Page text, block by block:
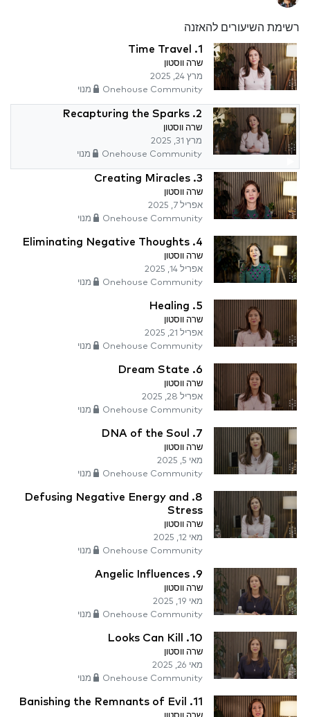
רשימת השיעורים להאזנה
1. Time Travel
שרה ווסטון
מרץ 24, 2025
Onehouse Community מנוי
2. Recapturing the Sparks
שרה ווסטון
מרץ 31, 2025
Onehouse Community מנוי
3. Creating Miracles
שרה ווסטון
אפריל 7, 2025
Onehouse Community מנוי
4. Eliminating Negative Thoughts
שרה ווסטון
אפריל 14, 2025
Onehouse Community מנוי
5. Healing
שרה ווסטון
אפריל 21, 2025
Onehouse Community מנוי
6. Dream State
שרה ווסטון
אפריל 28, 2025
Onehouse Community מנוי
7. DNA of the Soul
שרה ווסטון
מאי 5, 2025
Onehouse Community מנוי
8. Defusing Negative Energy and
Stress
שרה ווסטון
מאי 12, 2025
Onehouse Community מנוי
9. Angelic Influences
שרה ווסטון
מאי 19, 2025
Onehouse Community מנוי
10. Looks Can Kill
שרה ווסטון
מאי 26, 2025
Onehouse Community מנוי
11. Banishing the Remnants of Evil